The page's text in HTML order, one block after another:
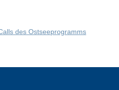
des Ostseeprogramms